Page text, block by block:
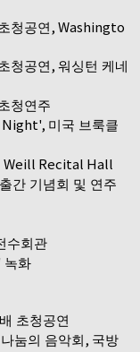
청공연 , Washingto
청공연 , 워싱턴 케네
청연주
Night', 미국 브룩클
Weill Recital Hall
출간 기념회 및 연주
수회관
녹화
초청공연
눔의 음악회 , 국방